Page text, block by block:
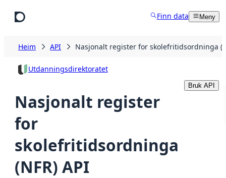
Finn data Meny
Heim API Nasjonalt register for skolefritidsordninga
Utdanningsdirektoratet
Nasjonalt register
for
skolefritidsordninga
(NFR) API
Bruk API